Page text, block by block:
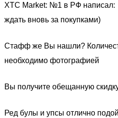
XTC Market: №1 в РФ написал:
ждать вновь за покупками)
Стафф же Вы нашли?
необходимо фотографией
Вы получите обещанную
Ред булы и упсы отлично